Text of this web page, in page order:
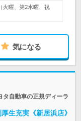
火曜、第2水曜、祝
気になる
タ自動車の正規ディーラ
生充実《新居浜店》